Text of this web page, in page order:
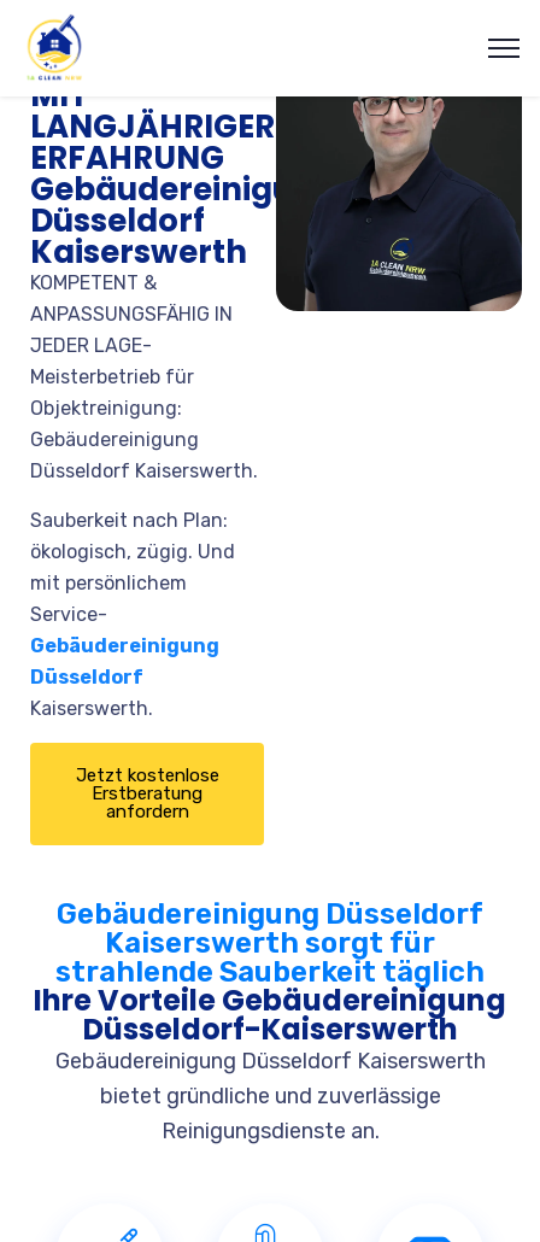
REINIGUNGSFIRMA
MIT
LANGJÄHRIGER
ERFAHRUNG
Gebäudereinigung
Düsseldorf
Kaiserswerth
KOMPETENT &
ANPASSUNGSFÄHIG IN
JEDER LAGE-
Meisterbetrieb für
Objektreinigung:
Gebäudereinigung
Düsseldorf Kaiserswerth.
Sauberkeit nach Plan:
ökologisch, zügig. Und
mit persönlichem
Service-
Gebäudereinigung
Düsseldorf
Kaiserswerth.
Jetzt kostenlose
Erstberatung
anfordern
Gebäudereinigung Düsseldorf
Kaiserswerth sorgt für
strahlende Sauberkeit täglich
Ihre Vorteile Gebäudereinigung
Düsseldorf-Kaiserswerth
Gebäudereinigung Düsseldorf Kaiserswerth
bietet gründliche und zuverlässige
Reinigungsdienste an.